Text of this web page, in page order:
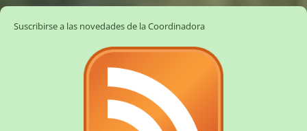
Suscribirse a las novedades de la Coordinadora